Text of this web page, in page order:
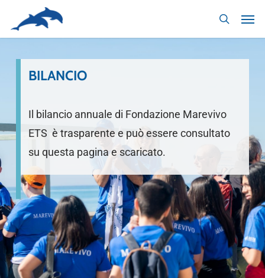
BILANCIO
Il bilancio annuale di Fondazione Marevivo
ETS è trasparente e può essere consultato
su questa pagina e scaricato.